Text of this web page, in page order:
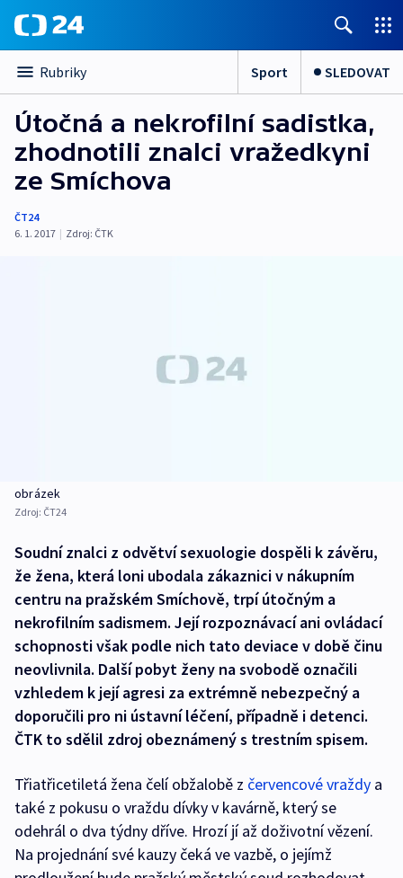
Rubriky Sport SLEDOVAT
Útočná a nekrofilní sadistka,
zhodnotili znalci vražedkyni
ze Smíchova
ČT24
6. 1. 2017 | Zdroj: ČTK
obrázek
Zdroj: ČT24
Soudní znalci z odvětví sexuologie dospěli k závěru,
že žena, která loni ubodala zákaznici v nákupním
centru na pražském Smíchově, trpí útočným a
nekrofilním sadismem. Její rozpoznávací ani ovládací
schopnosti však podle nich tato deviace v době činu
neovlivnila. Další pobyt ženy na svobodě označili
vzhledem k její agresi za extrémně nebezpečný a
doporučili pro ni ústavní léčení, případně i detenci.
ČTK to sdělil zdroj obeznámený s trestním spisem.
Třiatřicetiletá žena čelí obžalobě z červencové vraždy a
také z pokusu o vraždu dívky v kavárně, který se
odehrál o dva týdny dříve. Hrozí jí až doživotní vězení.
Na projednání své kauzy čeká ve vazbě, o jejímž